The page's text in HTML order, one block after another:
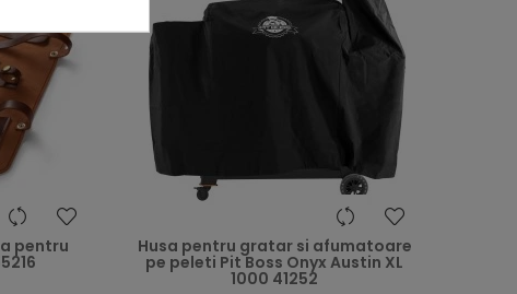
heart
pentru
heart
Husa pentru gratar si afumatoare
pe peleti Pit Boss Onyx Austin XL
1000 41252